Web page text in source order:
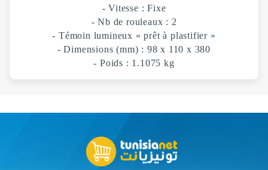
- Vitesse : Fixe
- Nb de rouleaux : 2
- Témoin lumineux « prêt à plastifier »
- Dimensions (mm) : 98 x 110 x 380
- Poids : 1.1075 kg